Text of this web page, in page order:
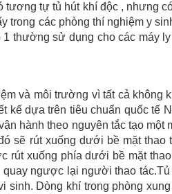
tương tự tủ hút khí độc , nhưng
trong các phòng thí nghiệm y
thường sử dụng cho các máy
và môi trường vì tất cả không
kế dựa trên tiêu chuẩn quốc tế
hành theo nguyên tắc tạo một
sẽ rút xuống dưới bề mặt thao
rút xuống phía dưới bề mặt
ngược lại người thao
sinh. Dòng khí trong phòng